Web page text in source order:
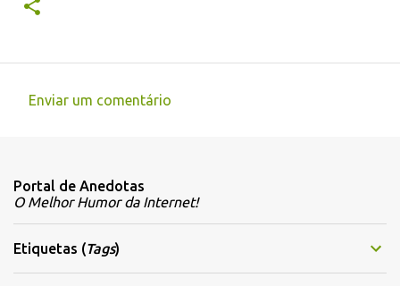
e
n
t
á
Enviar um comentário
Portal de Anedotas
O Melhor Humor da Internet!
Etiquetas (Tags)